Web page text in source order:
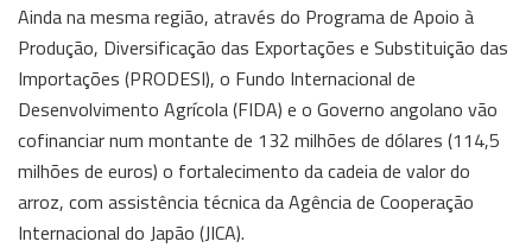
Ainda na mesma região, através do Programa de Apoio à
Produção, Diversificação das Exportações e Substituição das
Importações (PRODESI), o Fundo Internacional de
Desenvolvimento Agrícola (FIDA) e o Governo angolano vão
cofinanciar num montante de 132 milhões de dólares (114,5
milhões de euros) o fortalecimento da cadeia de valor do
arroz, com assistência técnica da Agência de Cooperação
Internacional do Japão (JICA).